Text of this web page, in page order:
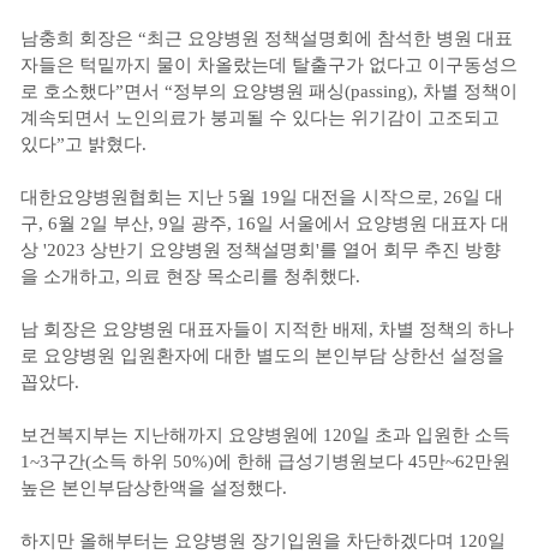
남충희 회장은 “최근 요양병원 정책설명회에 참석한 병원 대표
자들은 턱밑까지 물이 차올랐는데 탈출구가 없다고 이구동성으
로 호소했다”면서 “정부의 요양병원 패싱(passing), 차별 정책이
계속되면서 노인의료가 붕괴될 수 있다는 위기감이 고조되고
있다”고 밝혔다.
대한요양병원협회는 지난 5월 19일 대전을 시작으로, 26일 대
구, 6월 2일 부산, 9일 광주, 16일 서울에서 요양병원 대표자 대
상 '2023 상반기 요양병원 정책설명회'를 열어 회무 추진 방향
을 소개하고, 의료 현장 목소리를 청취했다.
남 회장은 요양병원 대표자들이 지적한 배제, 차별 정책의 하나
로 요양병원 입원환자에 대한 별도의 본인부담 상한선 설정을
꼽았다.
보건복지부는 지난해까지 요양병원에 120일 초과 입원한 소득
1~3구간(소득 하위 50%)에 한해 급성기병원보다 45만~62만원
높은 본인부담상한액을 설정했다.
하지만 올해부터는 요양병원 장기입원을 차단하겠다며 120일